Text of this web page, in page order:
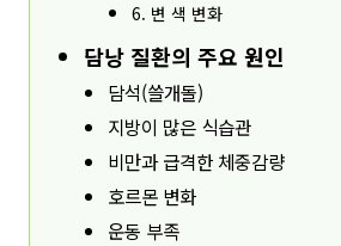
6. 변 색 변화
담낭 질환의 주요 원인
담석(쓸개돌)
지방이 많은 식습관
비만과 급격한 체중감량
호르몬 변화
운동 부족